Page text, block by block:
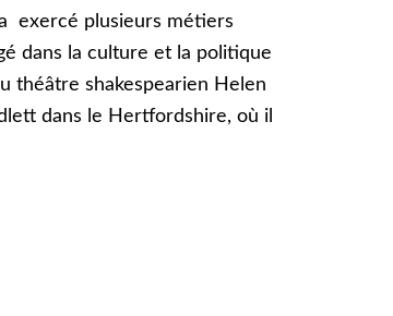
exercé plusieurs métiers
dans la culture et la politique
théâtre shakespearien Helen
dans le Hertfordshire, où il